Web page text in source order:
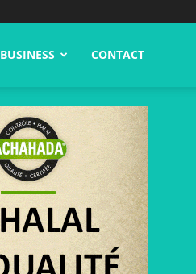
BUSINESS CONTACT